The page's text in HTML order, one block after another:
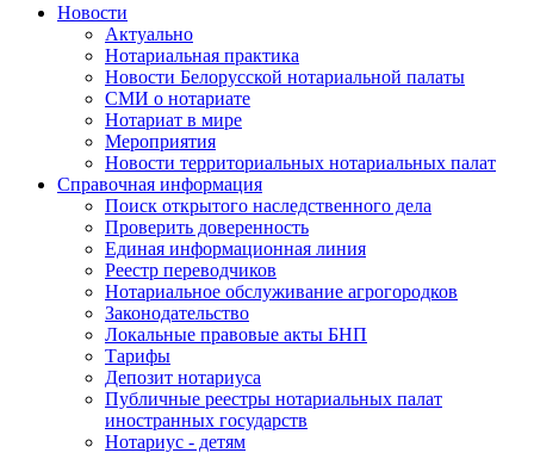
Новости
Актуально
Нотариальная практика
Новости Белорусской нотариальной палаты
СМИ о нотариате
Нотариат в мире
Мероприятия
Новости территориальных нотариальных палат
Справочная информация
Поиск открытого наследственного дела
Проверить доверенность
Единая информационная линия
Реестр переводчиков
Нотариальное обслуживание агрогородков
Законодательство
Локальные правовые акты БНП
Тарифы
Депозит нотариуса
Публичные реестры нотариальных палат
иностранных государств
Нотариус - детям